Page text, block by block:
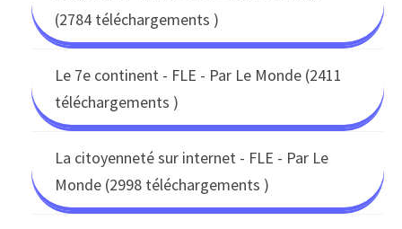
(2784 téléchargements )
Le 7e continent - FLE - Par Le Monde (2411
téléchargements )
La citoyenneté sur internet - FLE - Par Le
Monde (2998 téléchargements )